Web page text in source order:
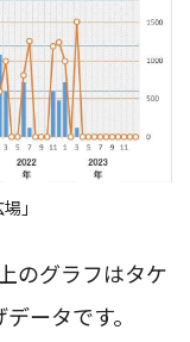
」
のグラフはタケ
ータです。